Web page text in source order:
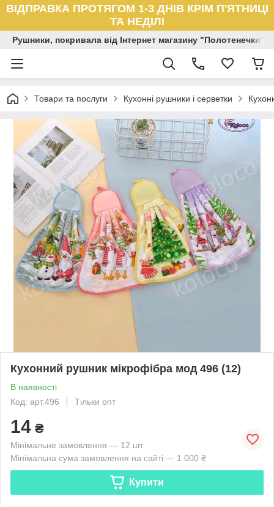
ВІДПРАВКА ПРОТЯГОМ 1-3 ДНІВ КРІМ П'ЯТНИЦІ
ТА НЕДІЛІ
Рушники, покривала від Інтернет магазину "Полотенечки"
Товари та послуги Кухонні рушники і серветки
Кухонний рушник мікрофібра мод 496 (12)
В наявності
Код: арт.496
Тільки опт
14 ₴
Мінімальне замовлення — 12 шт.
Мінімальна сума замовлення на сайті — 1 000 ₴
Купити